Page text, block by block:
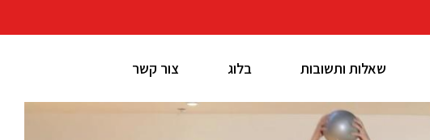
שאלות ותשובות בלוג צור קשר